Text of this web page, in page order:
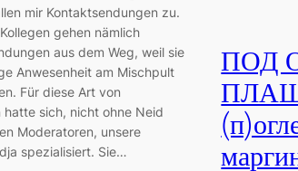
mir Kontaktsendungen zu.
gehen nämlich
aus dem Weg, weil sie
Anwesenheit am Mischpult
Für diese Art von
hatte sich, nicht ohne Neid
Moderatoren, unsere
spezialisiert. Sie…
ПОД